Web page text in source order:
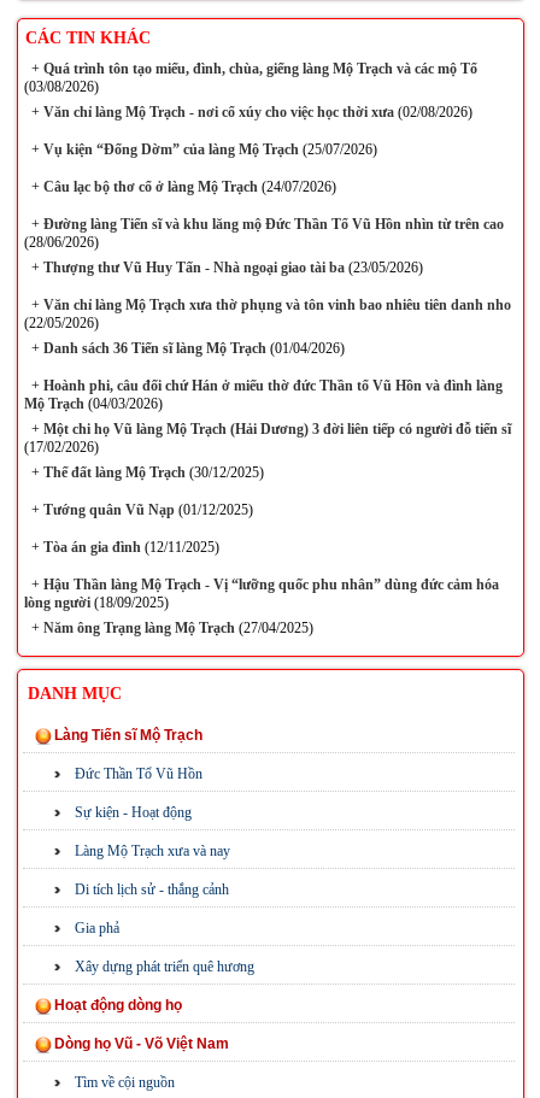
CÁC TIN KHÁC
+Quá trình tôn tạo miếu, đình, chùa, giếng làng Mộ Trạch và các mộ Tổ
(03/08/2026)
+Văn chỉ làng Mộ Trạch - nơi cổ xúy cho việc học thời xưa(02/08/2026)
+Vụ kiện “Đống Dờm” của làng Mộ Trạch(25/07/2026)
+Câu lạc bộ thơ cổ ở làng Mộ Trạch(24/07/2026)
+Đường làng Tiến sĩ và khu lăng mộ Đức Thần Tổ Vũ Hồn nhìn từ trên cao
(28/06/2026)
+Thượng thư Vũ Huy Tấn - Nhà ngoại giao tài ba(23/05/2026)
+Văn chỉ làng Mộ Trạch xưa thờ phụng và tôn vinh bao nhiêu tiên danh nho
(22/05/2026)
+Danh sách 36 Tiến sĩ làng Mộ Trạch(01/04/2026)
+Hoành phi, câu đối chứ Hán ở miếu thờ đức Thần tổ Vũ Hồn và đình làng
Mộ Trạch(04/03/2026)
+Một chi họ Vũ làng Mộ Trạch (Hải Dương) 3 đời liên tiếp có người đỗ tiến sĩ
(17/02/2026)
+Thế đất làng Mộ Trạch(30/12/2025)
+Tướng quân Vũ Nạp(01/12/2025)
+Tòa án gia đình(12/11/2025)
+Hậu Thần làng Mộ Trạch - Vị “lưỡng quốc phu nhân” dùng đức cảm hóa
lòng người(18/09/2025)
+Năm ông Trạng làng Mộ Trạch(27/04/2025)
DANH MỤC
Làng Tiến sĩ Mộ Trạch
Đức Thần Tổ Vũ Hồn
Sự kiện - Hoạt động
Làng Mộ Trạch xưa và nay
Di tích lịch sử - thắng cảnh
Gia phả
Xây dựng phát triển quê hương
Hoạt động dòng họ
Dòng họ Vũ - Võ Việt Nam
Tìm về cội nguồn